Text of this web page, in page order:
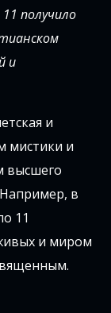
получило
и
и
мистики и
высшего
в
11
и миром